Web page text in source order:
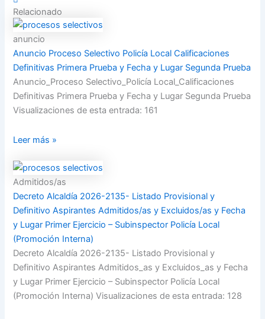
Relacionado
anuncio
Anuncio Proceso Selectivo Policía Local Calificaciones
Definitivas Primera Prueba y Fecha y Lugar Segunda Prueba
Anuncio_Proceso Selectivo_Policía Local_Calificaciones
Definitivas Primera Prueba y Fecha y Lugar Segunda Prueba
Visualizaciones de esta entrada: 161
Leer más »
Admitidos/as
Decreto Alcaldía 2026-2135- Listado Provisional y
Definitivo Aspirantes Admitidos/as y Excluidos/as y Fecha
y Lugar Primer Ejercicio – Subinspector Policía Local
(Promoción Interna)
Decreto Alcaldía 2026-2135- Listado Provisional y
Definitivo Aspirantes Admitidos_as y Excluidos_as y Fecha
y Lugar Primer Ejercicio – Subinspector Policía Local
(Promoción Interna) Visualizaciones de esta entrada: 128